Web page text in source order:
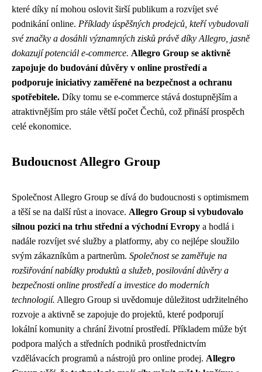
které díky ní mohou oslovit širší publikum a rozvíjet své
podnikání online. Příklady úspěšných prodejců, kteří vybudovali
své značky a dosáhli významných zisků právě díky Allegro, jasně
dokazují potenciál e-commerce. Allegro Group se aktivně
zapojuje do budování důvěry v online prostředí a
podporuje iniciativy zaměřené na bezpečnost a ochranu
spotřebitele. Díky tomu se e-commerce stává dostupnějším a
atraktivnějším pro stále větší počet Čechů, což přináší prospěch
celé ekonomice.
Budoucnost Allegro Group
Společnost Allegro Group se dívá do budoucnosti s optimismem
a těší se na další růst a inovace. Allegro Group si vybudovalo
silnou pozici na trhu střední a východní Evropy a hodlá i
nadále rozvíjet své služby a platformy, aby co nejlépe sloužilo
svým zákazníkům a partnerům. Společnost se zaměřuje na
rozšiřování nabídky produktů a služeb, posilování důvěry a
bezpečnosti online prostředí a investice do moderních
technologií. Allegro Group si uvědomuje důležitost udržitelného
rozvoje a aktivně se zapojuje do projektů, které podporují
lokální komunity a chrání životní prostředí. Příkladem může být
podpora malých a středních podniků prostřednictvím
vzdělávacích programů a nástrojů pro online prodej. Allegro